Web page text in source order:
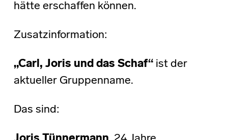
hätte erschaffen können.
Zusatzinformation:
„Carl, Joris und das Schaf“ist der
aktueller Gruppenname.
Das sind: